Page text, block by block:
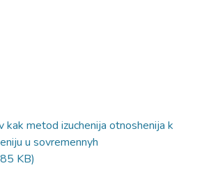
kak metod izuchenija otnoshenija k
u sovremennyh
KB)